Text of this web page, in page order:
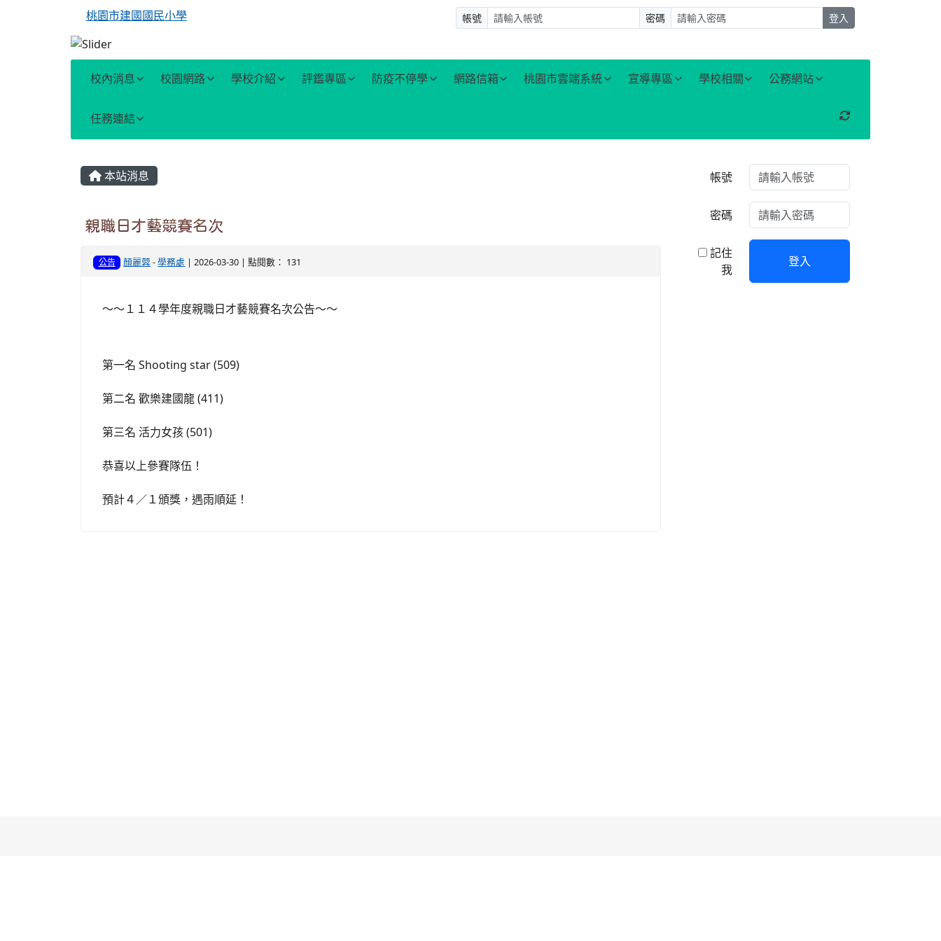
桃園市建國國民小學 帳號 密碼 登入
校內消息 校園網路 學校介紹 評鑑專區 防疫不停學 網路信箱 桃園市雲端系統 宣導專區 學校相關 公務網站
任務連結 重新取得佈景設定
主內容區域
本站消息
親職日才藝競賽名次
公告 顏麗蓉-學務處 | 2026-03-30 | 點閱數： 131
～～１１４學年度親職日才藝競賽名次公告～～
第一名 Shooting star (509)
第二名 歡樂建國龍 (411)
第三名 活力女孩 (501)
恭喜以上參賽隊伍！
預計４／１頒獎，遇雨順延！
右邊區域內容
帳號
密碼
記住
我
登入